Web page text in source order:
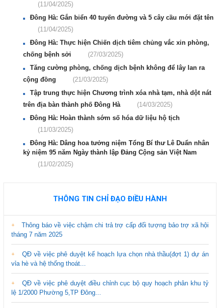
(11/04/2025)
Đông Hà: Gắn biển 40 tuyến đường và 5 cây cầu mới đặt tên
(11/04/2025)
Đông Hà: Thực hiện Chiến dịch tiêm chủng vắc xin phòng,
chống bệnh sởi
(27/03/2025)
Tăng cường phòng, chống dịch bệnh không để lây lan ra
cộng đồng
(21/03/2025)
Tập trung thực hiện Chương trình xóa nhà tạm, nhà dột nát
trên địa bàn thành phố Đông Hà
(14/03/2025)
Đông Hà: Hoàn thành sớm số hóa dữ liệu hộ tịch
(11/03/2025)
Đông Hà: Dâng hoa tưởng niệm Tổng Bí thư Lê Duẩn nhân
kỷ niệm 95 năm Ngày thành lập Đảng Cộng sản Việt Nam
(11/02/2025)
THÔNG TIN CHỈ ĐẠO ĐIỀU HÀNH
Thông báo về việc chậm chi trả trợ cấp đối tượng bảo trợ xã hội
tháng 7 năm 2025
QĐ về việc phê duyệt kế hoạch lựa chọn nhà thầu(đợt 1) dự án
vỉa hè và hệ thống thoát...
QĐ về việc phê duyệt điều chỉnh cục bộ quy hoạch phân khu tỷ
lệ 1/2000 Phường 5,TP Đông...